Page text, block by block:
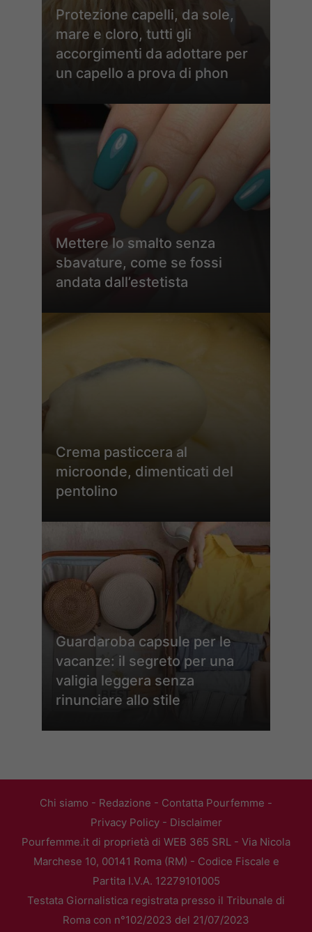
Protezione capelli, da sole,
mare e cloro, tutti gli
accorgimenti da adottare per
un capello a prova di phon
Mettere lo smalto senza
sbavature, come se fossi
andata dall’estetista
Crema pasticcera al
microonde, dimenticati del
pentolino
Guardaroba capsule per le
vacanze: il segreto per una
valigia leggera senza
rinunciare allo stile
Chi siamo - Redazione - Contatta Pourfemme -
Privacy Policy- Disclaimer
Pourfemme.it di proprietà di WEB 365 SRL - Via Nicola
Marchese 10, 00141 Roma (RM) - Codice Fiscale e
Partita I.V.A. 12279101005
Testata Giornalistica registrata presso il Tribunale di
Roma con n°102/2023 del 21/07/2023